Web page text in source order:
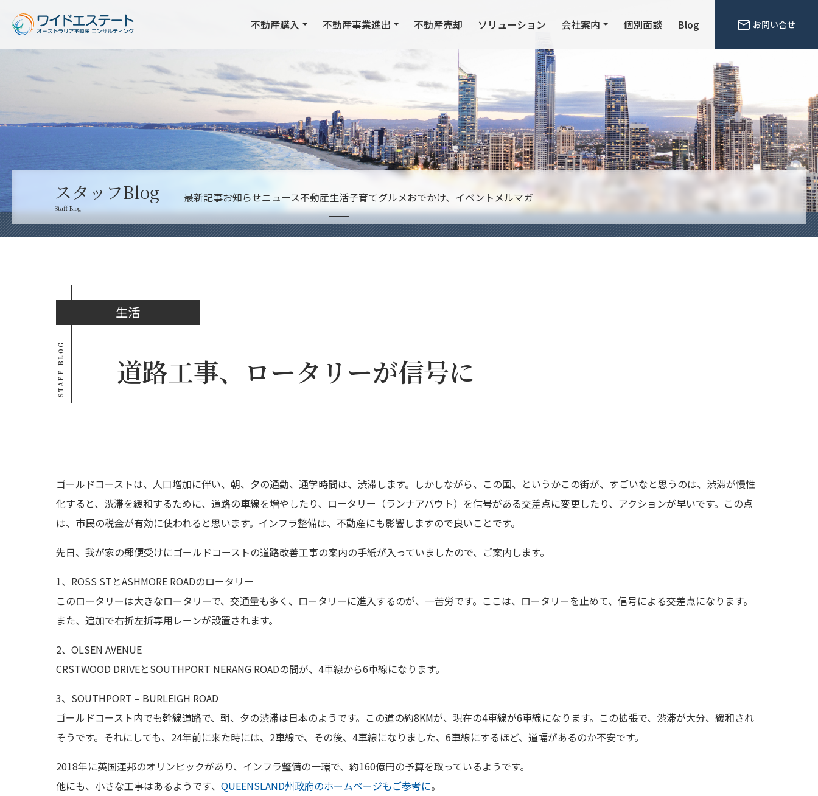
不動産購入 不動産事業進出 不動産売却 ソリューション 会社案内 個別面談 Blog お問い合せ
スタッフBlog
Staff Blog
最新記事お知らせニュース不動産生活子育てグルメおでかけ、イベント メルマガ
生活
STAFF BLOG 道路工事、ロータリーが信号に
ゴールドコーストは、人口増加に伴い、朝、夕の通勤、通学時間は、渋滞します。しかしながら、この国、というかこの街が、すごいなと思うのは、渋滞が慢性
化すると、渋滞を緩和するために、道路の車線を増やしたり、ロータリー（ランナアバウト）を信号がある交差点に変更したり、アクションが早いです。この点
は、市民の税金が有効に使われると思います。インフラ整備は、不動産にも影響しますので良いことです。
先日、我が家の郵便受けにゴールドコーストの道路改善工事の案内の手紙が入っていましたので、ご案内します。
1、ROSS STとASHMORE ROADのロータリー
このロータリーは大きなロータリーで、交通量も多く、ロータリーに進入するのが、一苦労です。ここは、ロータリーを止めて、信号による交差点になります。
また、追加で右折左折専用レーンが設置されます。
2、OLSEN AVENUE
CRSTWOOD DRIVEとSOUTHPORT NERANG ROADの間が、4車線から6車線になります。
3、SOUTHPORT – BURLEIGH ROAD
ゴールドコースト内でも幹線道路で、朝、夕の渋滞は日本のようです。この道の約8KMが、現在の4車線が6車線になります。この拡張で、渋滞が大分、緩和され
そうです。それにしても、24年前に来た時には、2車線で、その後、4車線になりました、6車線にするほど、道幅があるのか不安です。
2018年に英国連邦のオリンピックがあり、インフラ整備の一環で、約160億円の予算を取っているようです。
他にも、小さな工事はあるようです、 QUEENSLAND州政府のホームページもご参考に。